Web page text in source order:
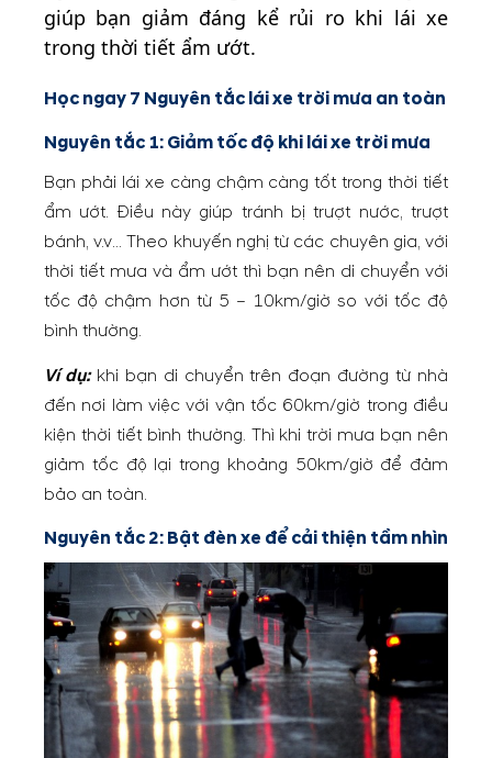
giúp bạn giảm đáng kể rủi ro khi lái xe
trong thời tiết ẩm ướt.
Học ngay 7 Nguyên tắc lái xe trời mưa an toàn
Nguyên tắc 1: Giảm tốc độ khi lái xe trời mưa
Bạn phải lái xe càng chậm càng tốt trong thời tiết
ẩm ướt. Điều này giúp tránh bị trượt nước, trượt
bánh, v.v… Theo khuyến nghị từ các chuyên gia, với
thời tiết mưa và ẩm ướt thì bạn nên di chuyển với
tốc độ chậm hơn từ 5 – 10km/giờ so với tốc độ
bình thường.
Ví dụ:khi bạn di chuyển trên đoạn đường từ nhà
đến nơi làm việc với vận tốc 60km/giờ trong điều
kiện thời tiết bình thường. Thì khi trời mưa bạn nên
giảm tốc độ lại trong khoảng 50km/giờ để đảm
bảo an toàn.
Nguyên tắc 2: Bật đèn xe để cải thiện tầm nhìn